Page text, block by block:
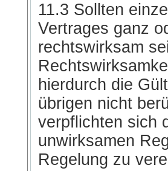
11.3 Sollten
Vertrages ganz
rechtswirksam
hierdurch die
übrigen nicht
verpflichten sich
unwirksamen
Regelung zu